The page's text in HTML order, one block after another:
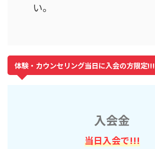
い。
体験・カウンセリング当日に入会の方限定!!!
入会金
当日入会で!!!